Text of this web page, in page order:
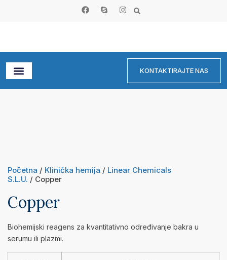
KONTAKTIRAJTE NAS
Početna / Klinička hemija / Linear Chemicals
S.L.U. / Copper
Copper
Biohemijski reagens za kvantitativno određivanje bakra u
serumu ili plazmi.